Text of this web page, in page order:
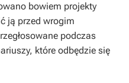
bowiem projekty
ją przed wrogim
podczas
które odbędzie się